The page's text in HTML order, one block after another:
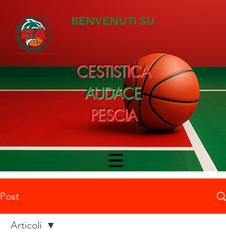
BENVENUTI SU
CESTISTICA
AUDACE
PESCIA
Post
Articoli